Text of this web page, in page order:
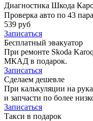
Диагностика Шкода
Проверка авто по 43
539 руб
Записаться
Бесплатный эвакуатор
При ремонте Skoda
МКАД в подарок.
Записаться
Сделаем дешевле
При калькуляции на
и запчасти по более
Записаться
Такси в подарок